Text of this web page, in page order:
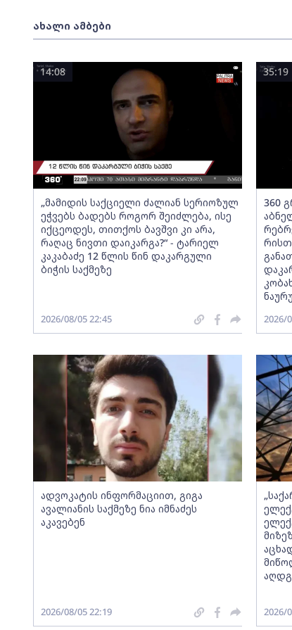
ახალი ამბები
„მამიდის საქციელი ძალიან სერიოზულ
ეჭვებს ბადებს როგორ შეიძლება, ისე
იქცეოდეს, თითქოს ბავშვი კი არა,
რაღაც ნივთი დაიკარგა?“ - ტარიელ
კაკაბაძე 12 წლის წინ დაკარგული
ბიჭის საქმეზე
14:08
2026/08/05 22:45
360
35:19
2026/
ადვოკატის ინფორმაციით, გიგა
ავალიანის საქმეზე ნია იმნაძეს
აკავებენ
2026/08/05 22:19 2026/